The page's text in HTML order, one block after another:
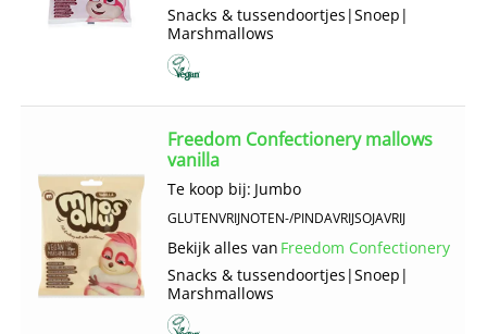
Snacks & tussendoortjes |Snoep |
Marshmallows
Freedom Confectionery mallows
vanilla
Te koop bij: Jumbo
GLUTENVRIJNOTEN-/PINDAVRIJSOJAVRIJ
Bekijk alles van Freedom Confectionery
Snacks & tussendoortjes |Snoep |
Marshmallows